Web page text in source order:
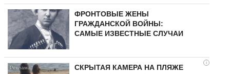
ФРОНТОВЫЕ ЖЕНЫ
ГРАЖДАНСКОЙ ВОЙНЫ:
САМЫЕ ИЗВЕСТНЫЕ СЛУЧАИ
i
СКРЫТАЯ КАМЕРА НА ПЛЯЖЕ